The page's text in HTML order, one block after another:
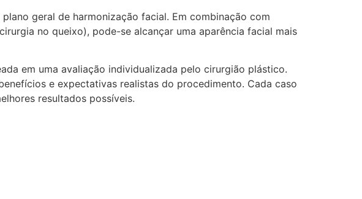
geral de harmonização facial. Em combinação com
no queixo), pode-se alcançar uma aparência facial mais
em uma avaliação individualizada pelo cirurgião plástico.
e expectativas realistas do procedimento. Cada caso
resultados possíveis.